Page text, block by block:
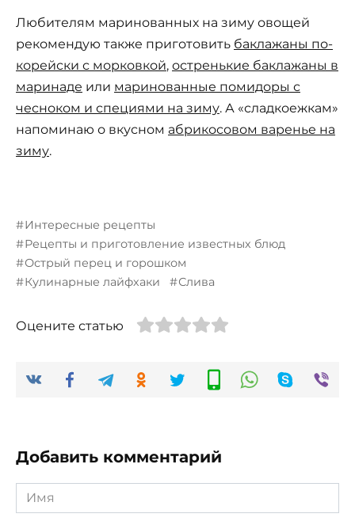
Любителям маринованных на зиму овощей
рекомендую также приготовить баклажаны по-
корейски с морковкой, остренькие баклажаны в
маринаде или маринованные помидоры с
чесноком и специями на зиму. А «сладкоежкам»
напоминаю о вкусном абрикосовом варенье на
зиму.
Интересные рецепты
Рецепты и приготовление известных блюд
Острый перец и горошком
Кулинарные лайфхаки
Слива
Оцените статью
Добавить комментарий
Имя
*